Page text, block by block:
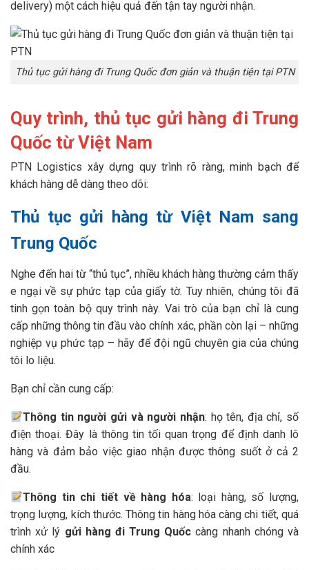
delivery) một cách hiệu quả đến tận tay người nhận.
Thủ tục gửi hàng đi Trung Quốc đơn giản và thuận tiện tại PTN
Quy trình, thủ tục gửi hàng đi Trung
Quốc từ Việt Nam
PTN Logistics xây dựng quy trình rõ ràng, minh bạch để
khách hàng dễ dàng theo dõi:
Thủ tục gửi hàng từ Việt Nam sang
Trung Quốc
Nghe đến hai từ “thủ tục”, nhiều khách hàng thường cảm thấy
e ngại về sự phức tạp của giấy tờ. Tuy nhiên, chúng tôi đã
tinh gọn toàn bộ quy trình này. Vai trò của bạn chỉ là cung
cấp những thông tin đầu vào chính xác, phần còn lại – những
nghiệp vụ phức tạp – hãy để đội ngũ chuyên gia của chúng
tôi lo liệu.
Bạn chỉ cần cung cấp:
Thông tin người gửi và người nhận: họ tên, địa chỉ, số
điện thoại. Đây là thông tin tối quan trọng để định danh lô
hàng và đảm bảo việc giao nhận được thông suốt ở cả 2
đầu.
Thông tin chi tiết về hàng hóa: loại hàng, số lượng,
trọng lượng, kích thước. Thông tin hàng hóa càng chi tiết, quá
trình xử lý gửi hàng đi Trung Quốc càng nhanh chóng và
chính xác